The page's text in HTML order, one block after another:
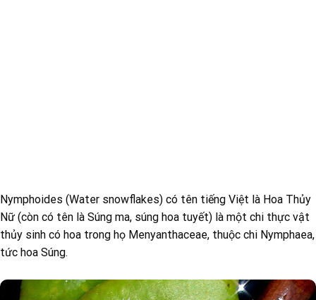
Nymphoides (Water snowflakes) có tên tiếng Việt là Hoa Thủy
Nữ (còn có tên là Súng ma, súng hoa tuyết) là một chi thực vật
thủy sinh có hoa trong họ Menyanthaceae, thuộc chi Nymphaea,
tức hoa Súng.